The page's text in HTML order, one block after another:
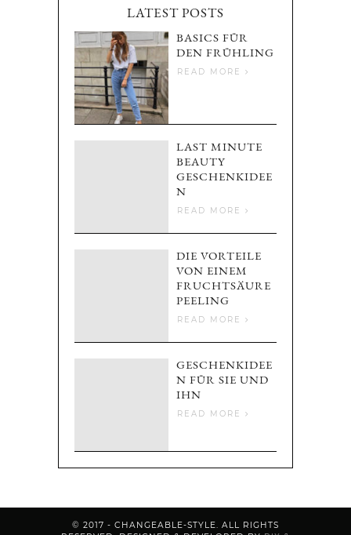
LATEST POSTS
BASICS FÜR
DEN FRÜHLING
READ MORE
LAST MINUTE
BEAUTY
GESCHENKIDEE
N
READ MORE
DIE VORTEILE
VON EINEM
FRUCHTSÄURE
PEELING
READ MORE
GESCHENKIDEE
N FÜR SIE UND
IHN
READ MORE
© 2017 - CHANGEABLE-STYLE. ALL RIGHTS